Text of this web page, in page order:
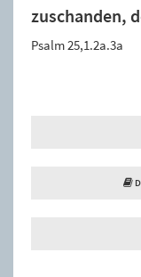
zuschanden,
Psalm 25,1.2a.3a